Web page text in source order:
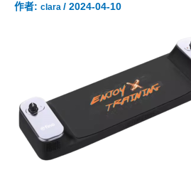
作者: clara / 2024-04-10